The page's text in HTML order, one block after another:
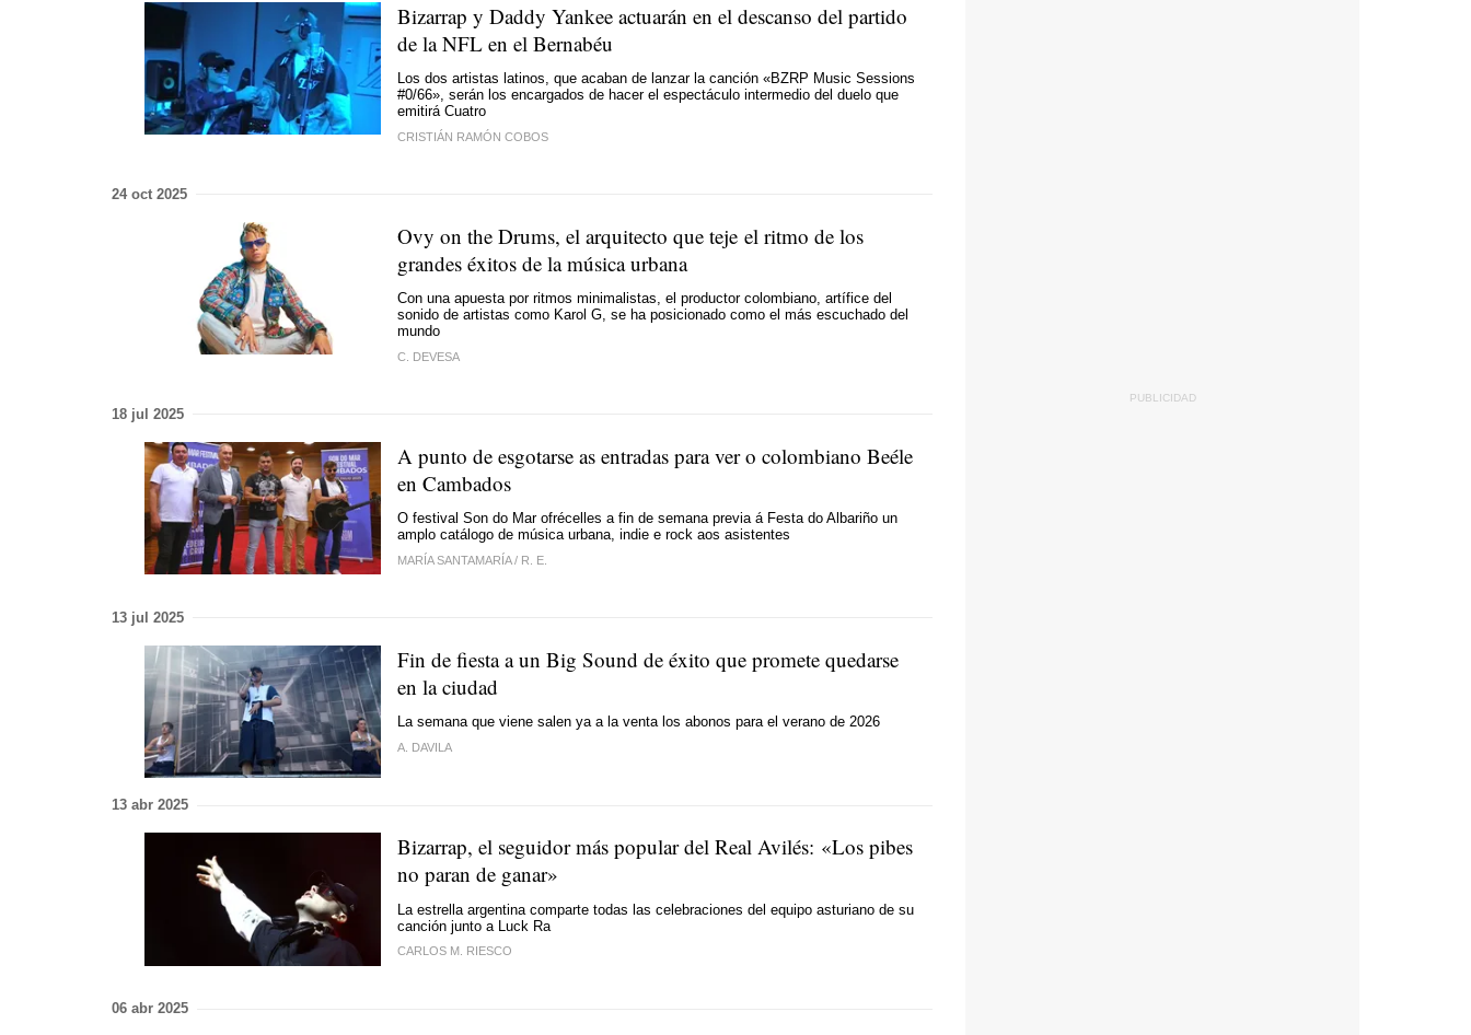
Bizarrap y Daddy Yankee actuarán en el descanso del partido
de la NFL en el Bernabéu
Los dos artistas latinos, que acaban de lanzar la canción «BZRP Music Sessions
#0/66», serán los encargados de hacer el espectáculo intermedio del duelo que
emitirá Cuatro
CRISTIÁN RAMÓN COBOS
24 oct 2025
Ovy on the Drums, el arquitecto que teje el ritmo de los
grandes éxitos de la música urbana
Con una apuesta por ritmos minimalistas, el productor colombiano, artífice del
sonido de artistas como Karol G, se ha posicionado como el más escuchado del
mundo
C. DEVESA
18 jul 2025
A punto de esgotarse as entradas para ver o colombiano Beéle
en Cambados
O festival Son do Mar ofrécelles a fin de semana previa á Festa do Albariño un
amplo catálogo de música urbana, indie e rock aos asistentes
MARÍA SANTAMARÍA/ R. E.
13 jul 2025
Fin de fiesta a un Big Sound de éxito que promete quedarse
en la ciudad
La semana que viene salen ya a la venta los abonos para el verano de 2026
A. DAVILA
13 abr 2025
Bizarrap, el seguidor más popular del Real Avilés: «Los pibes
no paran de ganar»
La estrella argentina comparte todas las celebraciones del equipo asturiano de su
canción junto a Luck Ra
CARLOS M. RIESCO
06 abr 2025